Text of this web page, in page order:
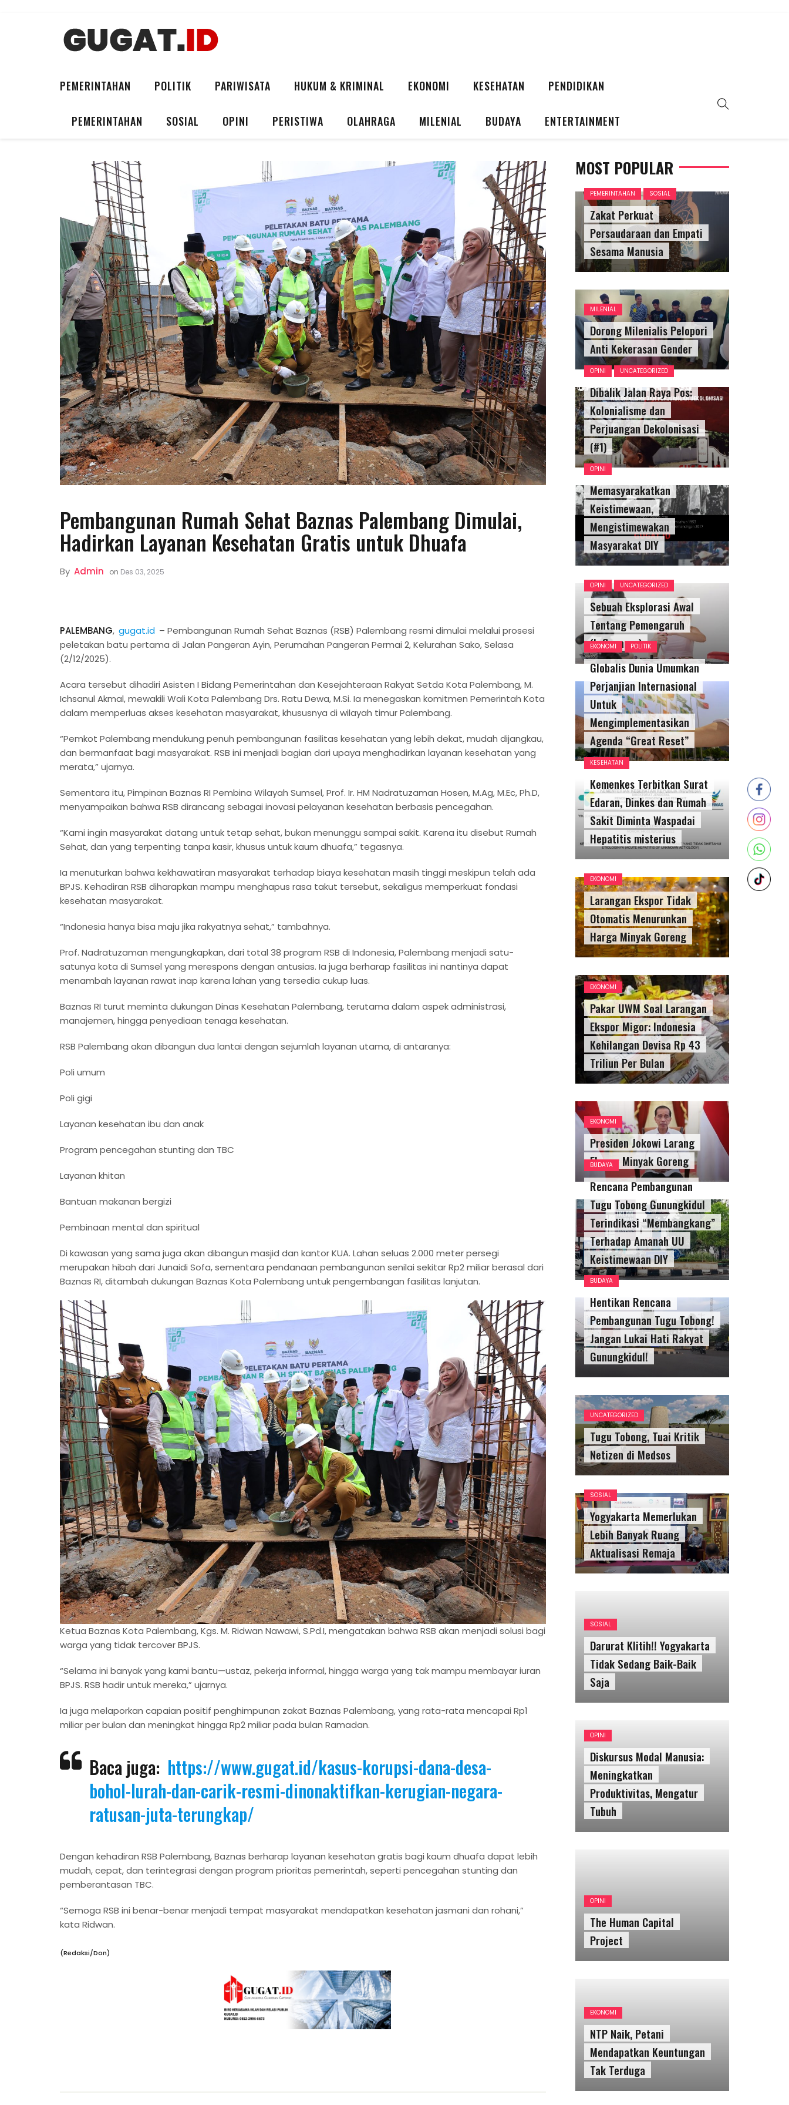
PEMERINTAHAN POLITIK PARIWISATA HUKUM & KRIMINAL EKONOMI KESEHATAN PENDIDIKAN
PEMERINTAHAN SOSIAL OPINI PERISTIWA OLAHRAGA MILENIAL BUDAYA ENTERTAINMENT
Pembangunan Rumah Sehat Baznas Palembang Dimulai,
Hadirkan Layanan Kesehatan Gratis untuk Dhuafa
By Admin on Des 03, 2025
PALEMBANG, gugat.id – Pembangunan Rumah Sehat Baznas (RSB) Palembang resmi dimulai melalui prosesi
peletakan batu pertama di Jalan Pangeran Ayin, Perumahan Pangeran Permai 2, Kelurahan Sako, Selasa
(2/12/2025).
Acara tersebut dihadiri Asisten I Bidang Pemerintahan dan Kesejahteraan Rakyat Setda Kota Palembang, M.
Ichsanul Akmal, mewakili Wali Kota Palembang Drs. Ratu Dewa, M.Si. Ia menegaskan komitmen Pemerintah Kota
dalam memperluas akses kesehatan masyarakat, khususnya di wilayah timur Palembang.
“Pemkot Palembang mendukung penuh pembangunan fasilitas kesehatan yang lebih dekat, mudah dijangkau,
dan bermanfaat bagi masyarakat. RSB ini menjadi bagian dari upaya menghadirkan layanan kesehatan yang
merata,” ujarnya.
Sementara itu, Pimpinan Baznas RI Pembina Wilayah Sumsel, Prof. Ir. HM Nadratuzaman Hosen, M.Ag, M.Ec, Ph.D,
menyampaikan bahwa RSB dirancang sebagai inovasi pelayanan kesehatan berbasis pencegahan.
“Kami ingin masyarakat datang untuk tetap sehat, bukan menunggu sampai sakit. Karena itu disebut Rumah
Sehat, dan yang terpenting tanpa kasir, khusus untuk kaum dhuafa,” tegasnya.
Ia menuturkan bahwa kekhawatiran masyarakat terhadap biaya kesehatan masih tinggi meskipun telah ada
BPJS. Kehadiran RSB diharapkan mampu menghapus rasa takut tersebut, sekaligus memperkuat fondasi
kesehatan masyarakat.
“Indonesia hanya bisa maju jika rakyatnya sehat,” tambahnya.
Prof. Nadratuzaman mengungkapkan, dari total 38 program RSB di Indonesia, Palembang menjadi satu-
satunya kota di Sumsel yang merespons dengan antusias. Ia juga berharap fasilitas ini nantinya dapat
menambah layanan rawat inap karena lahan yang tersedia cukup luas.
Baznas RI turut meminta dukungan Dinas Kesehatan Palembang, terutama dalam aspek administrasi,
manajemen, hingga penyediaan tenaga kesehatan.
RSB Palembang akan dibangun dua lantai dengan sejumlah layanan utama, di antaranya:
Poli umum
Poli gigi
Layanan kesehatan ibu dan anak
Program pencegahan stunting dan TBC
Layanan khitan
Bantuan makanan bergizi
Pembinaan mental dan spiritual
Di kawasan yang sama juga akan dibangun masjid dan kantor KUA. Lahan seluas 2.000 meter persegi
merupakan hibah dari Junaidi Sofa, sementara pendanaan pembangunan senilai sekitar Rp2 miliar berasal dari
Baznas RI, ditambah dukungan Baznas Kota Palembang untuk pengembangan fasilitas lanjutan.
Ketua Baznas Kota Palembang, Kgs. M. Ridwan Nawawi, S.Pd.I, mengatakan bahwa RSB akan menjadi solusi bagi
warga yang tidak tercover BPJS.
“Selama ini banyak yang kami bantu—ustaz, pekerja informal, hingga warga yang tak mampu membayar iuran
BPJS. RSB hadir untuk mereka,” ujarnya.
Ia juga melaporkan capaian positif penghimpunan zakat Baznas Palembang, yang rata-rata mencapai Rp1
miliar per bulan dan meningkat hingga Rp2 miliar pada bulan Ramadan.
Baca juga: https://www.gugat.id/kasus-korupsi-dana-desa-
bohol-lurah-dan-carik-resmi-dinonaktifkan-kerugian-negara-
ratusan-juta-terungkap/
Dengan kehadiran RSB Palembang, Baznas berharap layanan kesehatan gratis bagi kaum dhuafa dapat lebih
mudah, cepat, dan terintegrasi dengan program prioritas pemerintah, seperti pencegahan stunting dan
pemberantasan TBC.
“Semoga RSB ini benar-benar menjadi tempat masyarakat mendapatkan kesehatan jasmani dan rohani,”
kata Ridwan.
(Redaksi/Don)
MOST POPULAR
PEMERINTAHAN SOSIAL
Zakat Perkuat
Persaudaraan dan Empati
Sesama Manusia
MILENIAL
Dorong Milenialis Pelopori
Anti Kekerasan Gender
OPINI UNCATEGORIZED
Dibalik Jalan Raya Pos:
Kolonialisme dan
Perjuangan Dekolonisasi
(#1)
OPINI
Memasyarakatkan
Keistimewaan,
Mengistimewakan
Masyarakat DIY
OPINI UNCATEGORIZED
Sebuah Eksplorasi Awal
Tentang Pemengaruh
(Influencer)
EKONOMI POLITIK
Globalis Dunia Umumkan
Perjanjian Internasional
Untuk
Mengimplementasikan
Agenda “Great Reset”
KESEHATAN
Kemenkes Terbitkan Surat
Edaran, Dinkes dan Rumah
Sakit Diminta Waspadai
Hepatitis misterius
EKONOMI
Larangan Ekspor Tidak
Otomatis Menurunkan
Harga Minyak Goreng
EKONOMI
Pakar UWM Soal Larangan
Ekspor Migor: Indonesia
Kehilangan Devisa Rp 43
Triliun Per Bulan
EKONOMI
Presiden Jokowi Larang
Ekspor Minyak Goreng
BUDAYA
Rencana Pembangunan
Tugu Tobong Gunungkidul
Terindikasi “Membangkang”
Terhadap Amanah UU
Keistimewaan DIY
BUDAYA
Hentikan Rencana
Pembangunan Tugu Tobong!
Jangan Lukai Hati Rakyat
Gunungkidul!
UNCATEGORIZED
Tugu Tobong, Tuai Kritik
Netizen di Medsos
SOSIAL
Yogyakarta Memerlukan
Lebih Banyak Ruang
Aktualisasi Remaja
SOSIAL
Darurat Klitih!! Yogyakarta
Tidak Sedang Baik-Baik
Saja
OPINI
Diskursus Modal Manusia:
Meningkatkan
Produktivitas, Mengatur
Tubuh
OPINI
The Human Capital
Project
EKONOMI
NTP Naik, Petani
Mendapatkan Keuntungan
Tak Terduga